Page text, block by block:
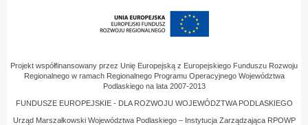
Projekt współfinansowany przez Unię Europejską z Europejskiego Funduszu Rozwoju
Regionalnego w ramach Regionalnego Programu Operacyjnego Województwa
Podlaskiego na lata 2007-2013
FUNDUSZE EUROPEJSKIE - DLA ROZWOJU WOJEWÓDZTWA PODLASKIEGO
Urząd Marszałkowski Województwa Podlaskiego – Instytucja Zarządzająca RPOWP